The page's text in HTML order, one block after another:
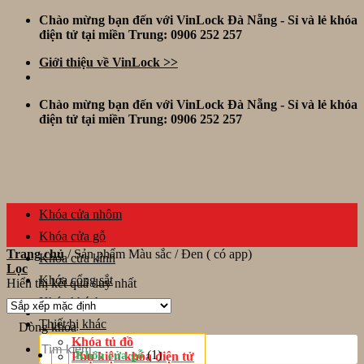
Skip
Chào mừng bạn đến với VinLock Đà Nẵng - Sỉ và lẻ khóa
điện tử tại miền Trung: 0906 252 257
Giới thiệu về VinLock >>
Chào mừng bạn đến với VinLock Đà Nẵng - Sỉ và lẻ khóa
điện tử tại miền Trung: 0906 252 257
Tìm
kiếm:
Khóa cửa nhôm
Khóa cửa gỗ
Khóa cửa kính
Khóa cổng sắt
Khóa khách sạn
Thiết bị khác
Khóa tủ đồ
Phụ kiện khóa điện tử
Trang chủ /Sản phẩm Màu sắc /Đen ( có app)
Lọc
Hiển thị kết quả duy nhất
Dòng khóa
Khóa cửa gỗ (1)